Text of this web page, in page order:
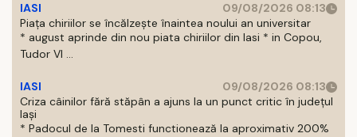
IASI
09/08/2026 08:13
Piața chiriilor se încălzește înaintea noului an universitar
* august aprinde din nou piata chiriilor din Iasi * in Copou,
Tudor Vl ...
IASI
09/08/2026 08:13
Criza câinilor fără stăpân a ajuns la un punct critic în județul
Iași
* Padocul de la Tomesti functionează la aproximativ 200%